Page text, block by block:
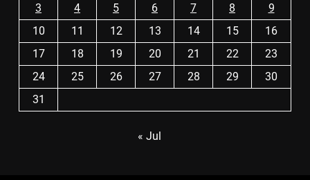
3
4 5 6 7 8
9
10
11 12 13 14 15
16
17
18 19 20 21 22
23
24
25 26 27 28 29
30
31
« Jul